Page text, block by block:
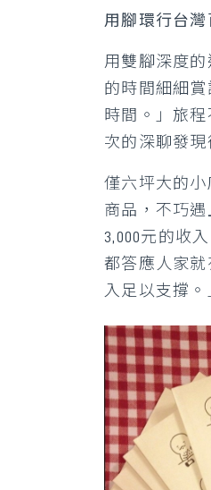
用腳環行台
用雙腳深度
的時間細細
時間。」旅
次的深聊發
僅六坪大的
商品，不巧
3,000元的收
都答應人家
入足以支撐。